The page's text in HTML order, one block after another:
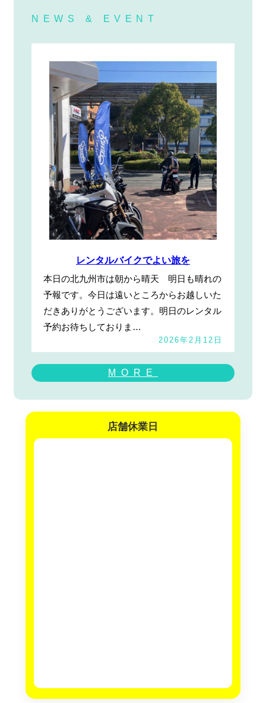
NEWS & EVENT
レンタルバイクでよい旅を
本日の北九州市は朝から晴天 明日も晴れの
予報です。今日は遠いところからお越しいた
だきありがとうございます。明日のレンタル
予約お待ちしておりま…
2026年2月12日
MORE
店舗休業日